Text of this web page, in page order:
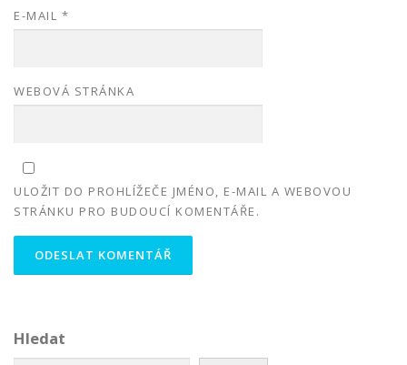
E-MAIL *
WEBOVÁ STRÁNKA
ULOŽIT DO PROHLÍŽEČE JMÉNO, E-MAIL A WEBOVOU
STRÁNKU PRO BUDOUCÍ KOMENTÁŘE.
Hledat